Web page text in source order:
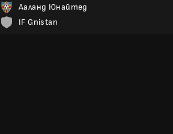
Ааланд Юнайтед
IF Gnistan